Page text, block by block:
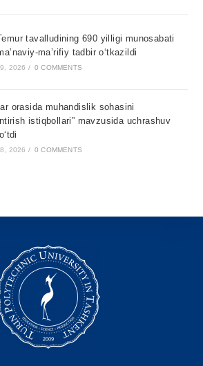
tavalludining 690 yilligi munosabati
ma’rifiy tadbir o‘tkazildi
2026 / 0 COMMENTS
orasida muhandislik sohasini
istiqbollari” mavzusida uchrashuv
2026 / 0 COMMENTS